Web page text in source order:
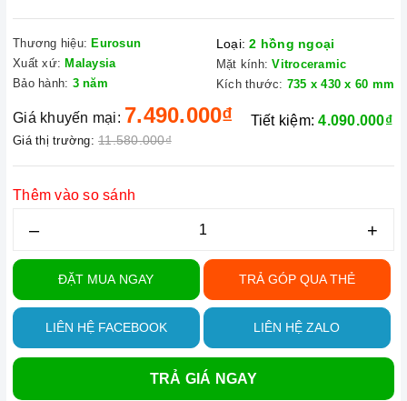
Thương hiệu: Eurosun
Xuất xứ: Malaysia
Bảo hành: 3 năm
Loại: 2 hồng ngoại
Mặt kính: Vitroceramic
Kích thước: 735 x 430 x 60 mm
Giá khuyến mại: 7.490.000₫
Giá thị trường: 11.580.000₫
Tiết kiệm:4.090.000₫
Thêm vào so sánh
– +
ĐẶT MUA NGAY TRẢ GÓP QUA THẺ
LIÊN HỆ FACEBOOK LIÊN HỆ ZALO
TRẢ GIÁ NGAY